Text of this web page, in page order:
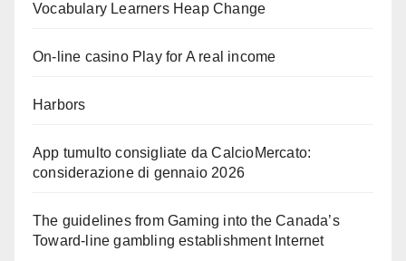
Vocabulary Learners Heap Change
On-line casino Play for A real income
Harbors
App tumulto consigliate da CalcioMercato:
considerazione di gennaio 2026
The guidelines from Gaming into the Canada’s
Toward-line gambling establishment Internet